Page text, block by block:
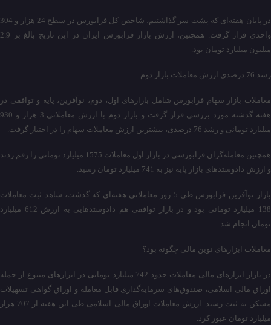
در پایان هفته‌ای که پشت سر گذاشتیم، شاخص کل فرابورس در سطح 24 هزار و 304
واحدی قرار گرفت. همچنین، ارزش بازار فرابورس ایران در این تاریخ بالغ بر 2.9
میلیون میلیارد تومان بود.
رشد 76 درصدی ارزش معاملات بازار دوم
معاملات بازار سهام فرابورس شامل بازارهای اول، دوم، نوآفرین، پایه و توافقی در
هفته گذشته مورد بررسی قرار گرفت و بازار دوم با ارزش معاملاتی 3 هزار و 930
میلیارد تومانی و رشد 76 درصدی، بیشترین ارزش معاملات سهام را در اختیار گرفت.
همچنین معامله‌گران فرابورسی در بازار اول معاملات 1575 میلیارد تومانی را رقم زدند
و ارزش دادوستدهای بازار پایه نیز به 741 میلیارد تومان رسید.
بازار نوآفرین فرابورس طی 5 روز معاملاتی هفته‌ای که گذشت، شاهد ثبت معاملات
138 میلیارد تومانی بود و در بازار توافقی هم دادوستدهایی به ارزش 612 میلیارد
تومان انجام شد.
معاملات ابزارهای نوین مالی چگونه بود؟
در بازار ابزارهای مالی معاملات حدود 742 میلیارد تومانی در ابزارهای متنوع از جمله
اوراق مالی اسلامی، صندوق‌های سرمایه‌گذاری قابل معامله و اوراق گواهی تسهیلات
مسکن به ثبت رسید. ارزش معاملات اوراق مالی اسلامی طی این هفته از 707 هزار
میلیارد تومان عبور کرد.